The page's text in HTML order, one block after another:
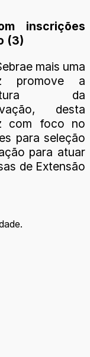
inscrições
(3)
mais uma
promove a
da
desta
com foco no
para seleção
para atuar
de Extensão